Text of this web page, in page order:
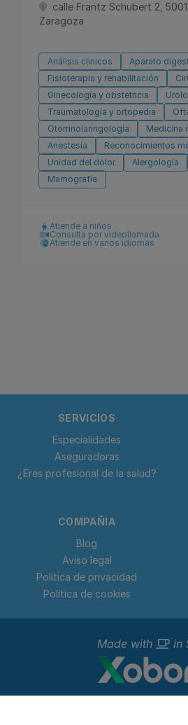
calle Frantz Schubert 2,
Zaragoza
Análisis clínicos
Aparato
Fisioterapia y rehabilitación
Ginecología y obstetricia
Traumatología y ortopedia
Otorrinolaringología
Medicina
Anestesia
Reconocimientos
Unidad del dolor
Alergología
Mamografía
Atiende a niños
Consulta por videollamada
Atiende en varios idiomas
SERVICIOS
Especialidades
Aseguradoras
¿Eres profesional de la salud?
COMPAÑIA
Blog
Aviso legal
Política de privacidad
Política de cookies
Made with in